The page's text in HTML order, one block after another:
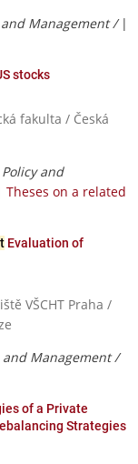
and Management / |
stocks
fakulta / Česká
and
Theses on a related
Evaluation of
VŠCHT Praha /
and Management /
of a Private
Strategies